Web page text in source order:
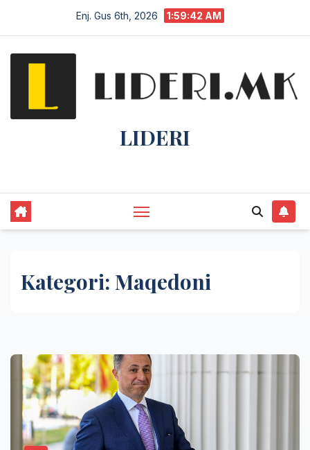
Enj. Gus 6th, 2026 1:59:43 AM
LIDERI
Kategori: Maqedoni